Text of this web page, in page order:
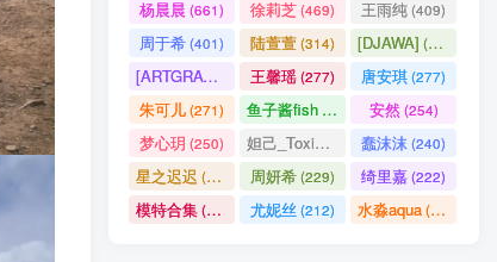
杨晨晨 (661) 徐莉芝(469) 王雨纯(409)
周于希(401) 陆萱萱(314) [DJAWA] (290)
[ARTGRAVIA] (290)
王馨瑶(277) 唐安琪(277)
朱可儿(271) 鱼子酱fish 安然(254)
梦心玥 (250) 妲己_Toxic(247)蠢沫沫(240)
星之迟迟 (238) 周妍希(229) 绮里嘉(222)
模特合集(218) 尤妮丝 (212) 水淼aqua(172)